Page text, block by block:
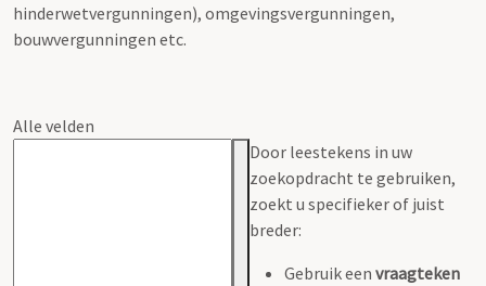
hinderwetvergunningen), omgevingsvergunningen,
bouwvergunningen etc.
Alle velden
Door leestekens in uw
zoekopdracht te gebruiken,
zoekt u specifieker of juist
breder:
Gebruik een vraagteken